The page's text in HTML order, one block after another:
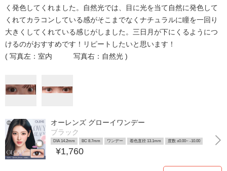
く発色してくれました。自然光では、目に光を当て自然に発色して
くれてカラコンしている感がそこまでなくナチュラルに瞳を一回り
大きくしてくれている感じがしました。三日月が下にくるようにつ
けるのがおすすめです！リピートしたいと思います！
( 写真左：室内 写真右：自然光 )
オーレンズ グローイワンデー
ブラック
DIA 14.2mm BC 8.7mm ワンデー 着色直径 13.1mm 度数 ±0.00~ -10.00
¥1,760